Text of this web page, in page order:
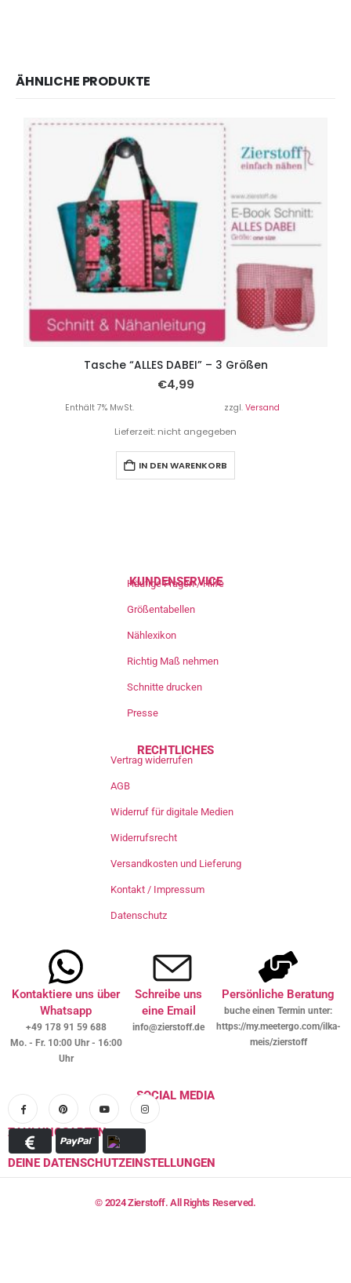
ÄHNLICHE PRODUKTE
Tasche “ALLES DABEI” – 3 Größen
€4,99
Enthält 7% MwSt. zzgl. Versand
Lieferzeit: nicht angegeben
IN DEN WARENKORB
KUNDENSERVICE
Häufige Fragen / Hilfe
Größentabellen
Nählexikon
Richtig Maß nehmen
Schnitte drucken
Presse
RECHTLICHES
Vertrag widerrufen
AGB
Widerruf für digitale Medien
Widerrufsrecht
Versandkosten und Lieferung
Kontakt / Impressum
Datenschutz
Kontaktiere uns über
Whatsapp
+49 178 91 59 688
Mo. - Fr. 10:00 Uhr - 16:00
Uhr
Schreibe uns
eine Email
info@zierstoff.de
Persönliche Beratung
buche einen Termin unter:
https://my.meetergo.com/ilka-
meis/zierstoff
SOCIAL MEDIA
ZAHLUNGSARTEN
DEINE DATENSCHUTZEINSTELLUNGEN
© 2024 Zierstoff. All Rights Reserved.